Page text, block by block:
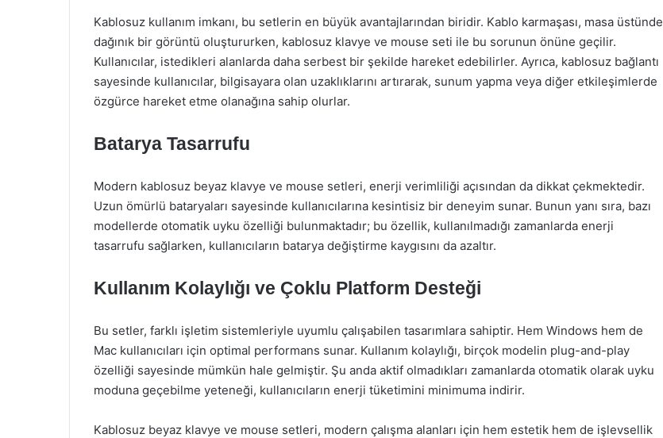
Kablosuz kullanım imkanı, bu setlerin en büyük avantajlarından biridir. Kablo karmaşası, masa üstünde
dağınık bir görüntü oluştururken, kablosuz klavye ve mouse seti ile bu sorunun önüne geçilir.
Kullanıcılar, istedikleri alanlarda daha serbest bir şekilde hareket edebilirler. Ayrıca, kablosuz bağlantı
sayesinde kullanıcılar, bilgisayara olan uzaklıklarını artırarak, sunum yapma veya diğer etkileşimlerde
özgürce hareket etme olanağına sahip olurlar.
Batarya Tasarrufu
Modern kablosuz beyaz klavye ve mouse setleri, enerji verimliliği açısından da dikkat çekmektedir.
Uzun ömürlü bataryaları sayesinde kullanıcılarına kesintisiz bir deneyim sunar. Bunun yanı sıra, bazı
modellerde otomatik uyku özelliği bulunmaktadır; bu özellik, kullanılmadığı zamanlarda enerji
tasarrufu sağlarken, kullanıcıların batarya değiştirme kaygısını da azaltır.
Kullanım Kolaylığı ve Çoklu Platform Desteği
Bu setler, farklı işletim sistemleriyle uyumlu çalışabilen tasarımlara sahiptir. Hem Windows hem de
Mac kullanıcıları için optimal performans sunar. Kullanım kolaylığı, birçok modelin plug-and-play
özelliği sayesinde mümkün hale gelmiştir. Şu anda aktif olmadıkları zamanlarda otomatik olarak uyku
moduna geçebilme yeteneği, kullanıcıların enerji tüketimini minimuma indirir.
Kablosuz beyaz klavye ve mouse setleri, modern çalışma alanları için hem estetik hem de işlevsellik